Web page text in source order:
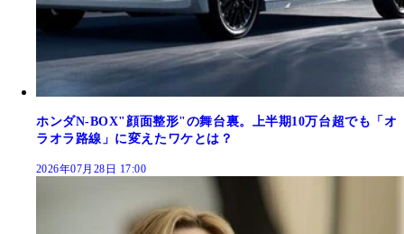
ホンダN-BOX"顔面整形"の舞台裏。上半期10万台超でも「オ
ラオラ路線」に変えたワケとは？
2026年07月28日 17:00